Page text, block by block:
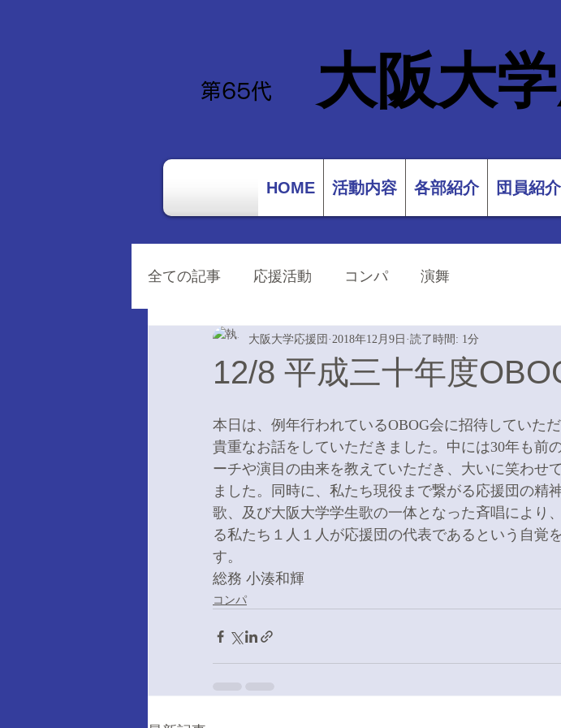
大阪大
​第65代
HOME 活動内容 各部紹介 団員紹介
全ての記事 応援活動 コンパ 演舞
12/8 平成三十年度
大阪大学応援団 2018年12月9日 読了時間: 1分
本日は、例年行われているOBOG会に招待していた
貴重なお話をしていただきました。中には30年も前
ーチや演目の由来を教えていただき、大いに笑わせ
ました。同時に、私たち現役まで繋がる応援団の精
歌、及び大阪大学学生歌の一体となった斉唱により
る私たち１人１人が応援団の代表であるという自覚
す。
総務 小湊和輝
コンパ